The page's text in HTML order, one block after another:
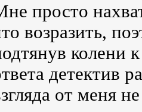
просто
возразить,
колени
детектив
от меня